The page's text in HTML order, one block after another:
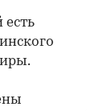
есть